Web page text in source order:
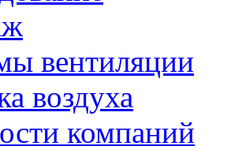
вентиляции
воздуха
компаний